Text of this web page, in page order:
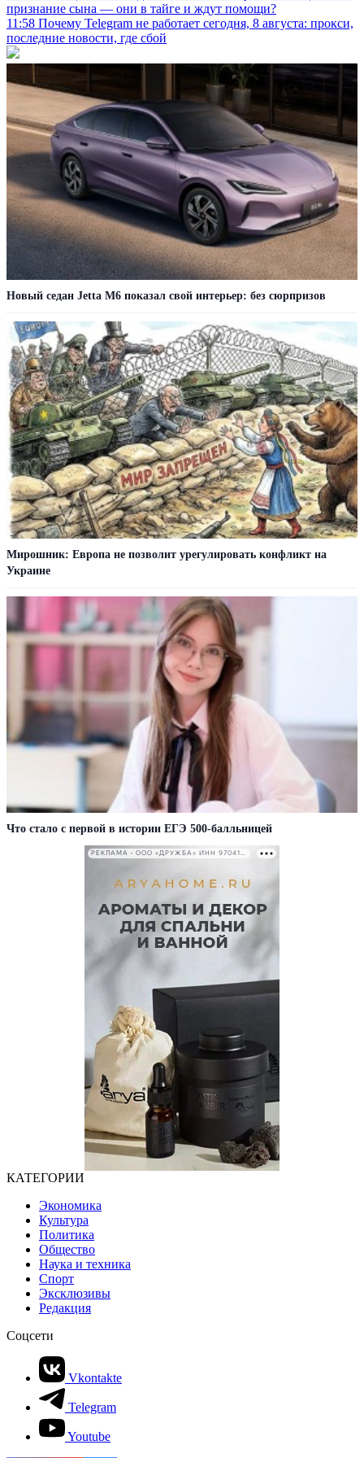
признание сына — они в тайге и ждут помощи?
11:58 Почему Telegram не работает сегодня, 8 августа: прокси,
последние новости, где сбой
Новый седан Jetta M6 показал свой интерьер: без сюрпризов
Мирошник: Европа не позволит урегулировать конфликт на
Украине
Что стало с первой в истории ЕГЭ 500-балльницей
РЕКЛАМА • ООО «ДРУЖБА» ИНН 9704146411
КАТЕГОРИИ
Экономика
Культура
Политика
Общество
Наука и техника
Спорт
Эксклюзивы
Редакция
Соцсети
Vkontakte
Telegram
Youtube